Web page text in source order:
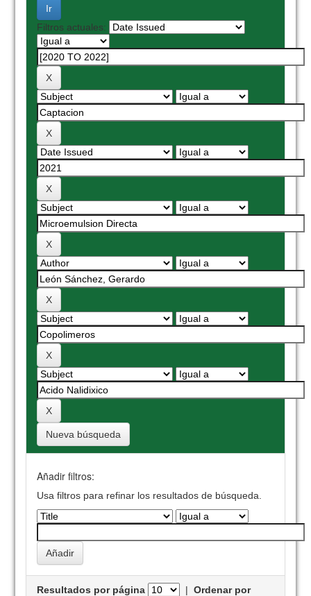
Filtros actuales:
Nueva búsqueda
Añadir filtros:
Usa filtros para refinar los resultados de búsqueda.
Resultados por página |Ordenar por